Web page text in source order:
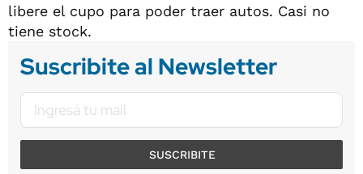
libere el cupo para poder traer autos. Casi no
tiene stock.
Suscribite al Newsletter
SUSCRIBITE